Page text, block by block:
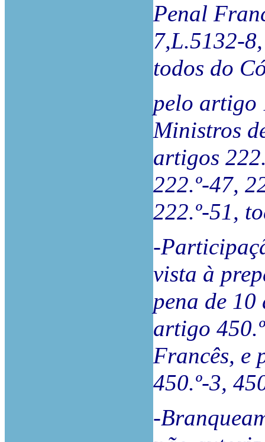
Penal
7,L.5132-
todos do
pelo artigo
Ministros
artigos
222.º-47,
222.º-51,
-
vista à
pena de
artigo
Francês, e
450.º-3,
-